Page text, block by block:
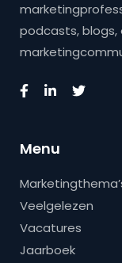
podcasts, blogs,
Menu
Veelgelezen
Vacatures
Jaarboek